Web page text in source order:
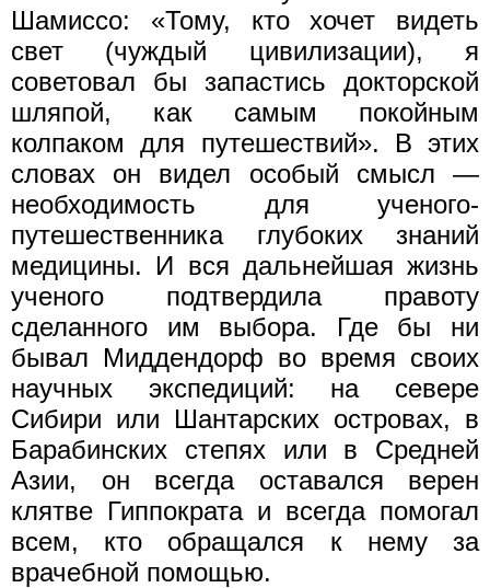
Шамиссо: «Тому, кто хочет видеть
свет (чуждый цивилизации), я
советовал бы запастись докторской
шляпой, как самым покойным
колпаком для путешествий». В этих
словах он видел особый смысл —
необходимость для ученого-
путешественника глубоких знаний
медицины. И вся дальнейшая жизнь
ученого подтвердила правоту
сделанного им выбора. Где бы ни
бывал Миддендорф во время своих
научных экспедиций: на севере
Сибири или Шантарских островах, в
Барабинских степях или в Средней
Азии, он всегда оставался верен
клятве Гиппократа и всегда помогал
всем, кто обращался к нему за
врачебной помощью.